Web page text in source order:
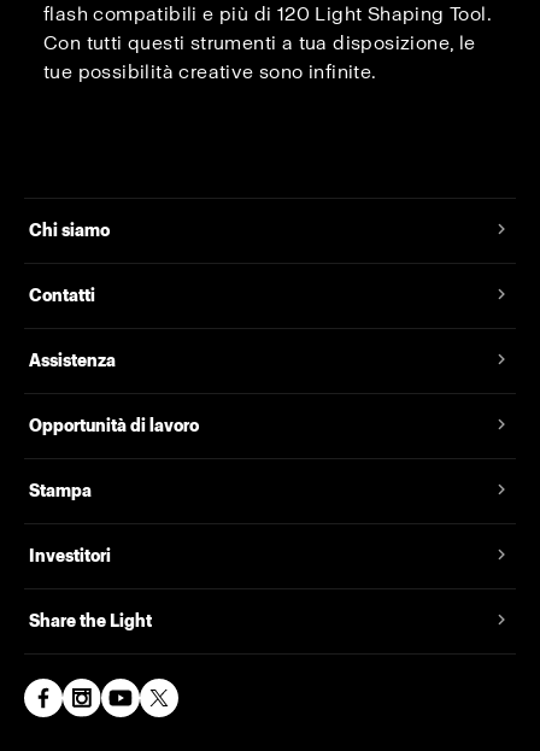
flash compatibili e più di 120 Light Shaping Tool.
Con tutti questi strumenti a tua disposizione, le
tue possibilità creative sono infinite.
Chi siamo
Contatti
Assistenza
Opportunità di lavoro
Stampa
Investitori
Share the Light